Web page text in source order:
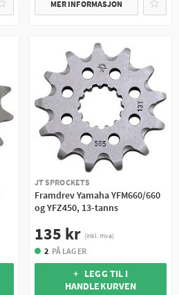
MER INFORMASJON
JT SPROCKETS
Framdrev Yamaha YFM660/660
og YFZ450, 13-tanns
135 kr (inkl. mva)
2 PÅ LAGER
+ LEGG TIL I
HANDLEKURVEN